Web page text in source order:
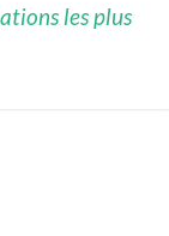
les plus